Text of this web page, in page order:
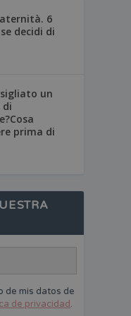
6
decidi di
un
prima di
de mis datos de
de privacidad.